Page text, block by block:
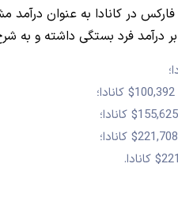
در کانادا به عنوان
درآمد فرد بستگی داشته و به